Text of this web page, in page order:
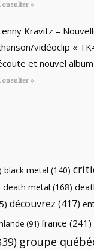
»
Kravitz –
vidéoclip «
et nouvel
»
black metal (140)
death metal (168)
découvrez (417)
(91) france (241)
groupe